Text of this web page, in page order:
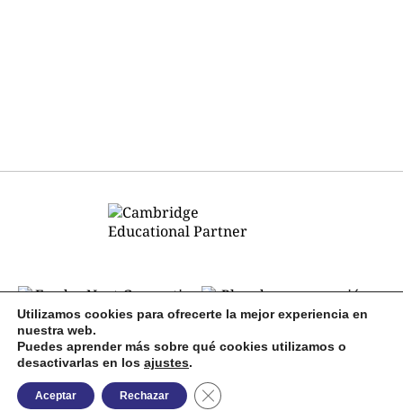
Utilizamos cookies para ofrecerte la mejor experiencia en
nuestra web.
Puedes aprender más sobre qué cookies utilizamos o
desactivarlas en los ajustes.
Aceptar Rechazar Cerrar el banner de cookies